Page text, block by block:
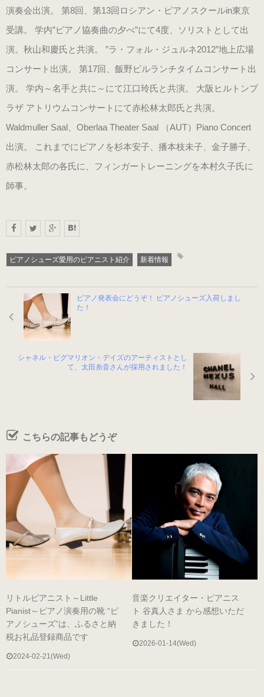
（22.0～25.5cm）
パールシルバー
（22.0～25.5cm）
プロ用（ヒール高7.5cm）
オーロラブラック婦人用
（22.0～25.5cm）
（ヒールアップ3.5cm高）
男女兼用（ヒール高2cm）
色から選ぶ
ブラック系
その他のカラー
ヒールの高さから選ぶ
ヒールの高いピアノシューズ
ヒールの低いピアノシューズ
婦人用のピアノシューズ
男女兼用のピアノシューズ
演奏会出演。 第8回、第13回ロシアン・ピアノスクールin東京
受講。 学内”ピアノ協奏曲の夕べ”にて4度、ソリストとして出
演。秋山和慶氏と共演。 ”ラ・フォル・ジュルネ2012”地上広場
コンサート出演。 第17回、飯野ビルランチタイムコンサート出
演。 学内～名手と共に～にて江口玲氏と共演。 大阪ヒルトンプ
ラザ アトリウムコンサートにて赤松林太郎氏と共演。
Waldmuller Saal、Oberlaa Theater Saal （AUT）Piano Concert
出演。 これまでにピアノを杉本安子、播本枝未子、金子勝子、
赤松林太郎の各氏に、フィンガートレーニングを本村久子氏に
師事。
ピアノシューズ愛用のピアニスト紹介 新着情報
ピアノ発表会にどうぞ！ ピアノシューズ入荷しまし
た！
シャネル・ピグマリオン・デイズのアーティストとし
て、太田糸音さんが採用されました！
こちらの記事もどうぞ
リトルピアニスト～Little
Pianist～ピアノ演奏用の靴 “ピ
アノシューズ”は、ふるさと納
税お礼品登録商品です
2024-02-21(Wed)
音楽クリエイター・ピアニス
ト 谷真人さま から感想いただ
きました！
2026-01-14(Wed)